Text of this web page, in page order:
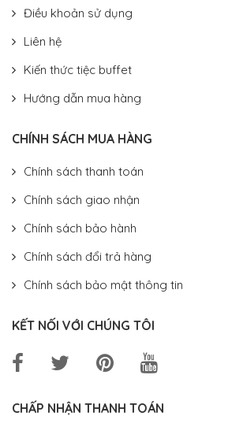
Điều khoản sử dụng
Liên hệ
Kiến thức tiệc buffet
Hướng dẫn mua hàng
CHÍNH SÁCH MUA HÀNG
Chính sách thanh toán
Chính sách giao nhận
Chính sách bảo hành
Chính sách đổi trả hàng
Chính sách bảo mật thông tin
KẾT NỐI VỚI CHÚNG TÔI
CHẤP NHẬN THANH TOÁN